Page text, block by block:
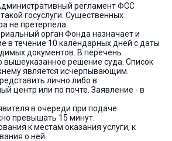
регламент ФСС
госуслуги. Существенных
не претерпела.
орган Фонда назначает и
в течение 10 календарных дней с даты
документов. В перечень
вышеуказанное решение суда. Список
является исчерпывающим.
лично либо в
центр или по почте. Заявление - в
в очереди при подаче
превышать 15 минут.
к местам оказания услуги, к
о ней.